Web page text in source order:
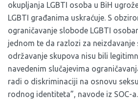
okupljanja LGBTI osoba u BiH
LGBTI građanima uskraćuje. S
ograničavanje slobode LGBTI
jednom te da razlozi za neizdavanje
održavanje skupova nisu bili
navedenim slučajevima
radi o diskriminaciji na osnovu
rodnog identiteta”, navode iz SOC-a.